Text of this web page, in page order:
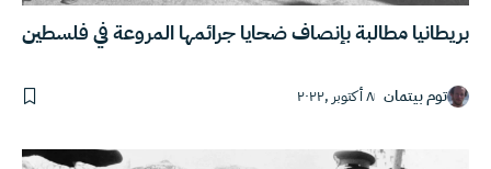
بريطانيا مطالبة بإنصاف ضحايا جرائمها المروعة في فلسطين
توم بيتمان ٨ أكتوبر ,٢٠٢٢